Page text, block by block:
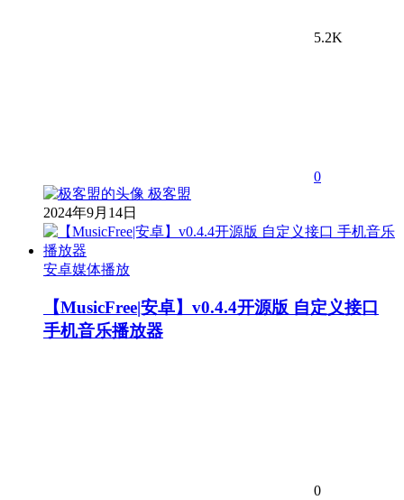
5.2K
0
极客盟
2024年9月14日
安卓媒体播放
【MusicFree|安卓】v0.4.4开源版 自定义接口
手机音乐播放器
0